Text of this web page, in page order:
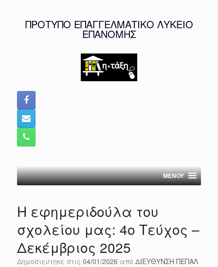
ΠΡΟΤΥΠΟ ΕΠΑΓΓΕΛΜΑΤΙΚΟ ΛΥΚΕΙΟ
ΕΠΑΝΟΜΗΣ
MENOY
Η εφημεριδούλα του
σχολείου μας: 4ο Τεύχος –
Δεκέμβριος 2025
Δημοσιεύτηκε στις 04/01/2026 από ΔΙΕΥΘΥΝΣΗ ΠΕΠΑΛ